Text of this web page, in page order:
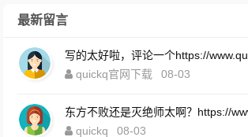
最新留言
写的太好啦，评论一个https://
quickq官网下载
08-03
东方不败还是灭绝师太啊？https://
quickq
08-03